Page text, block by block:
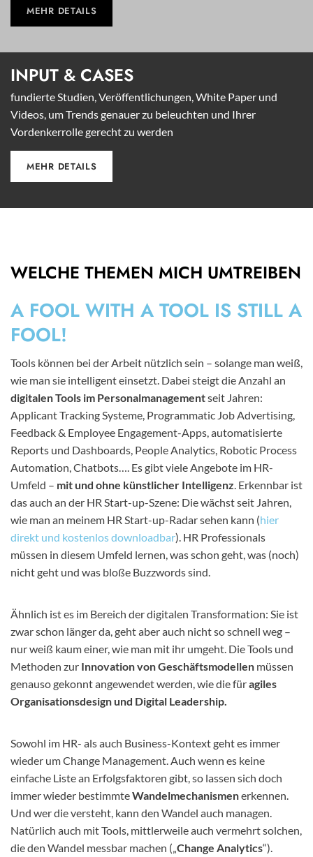
MEHR DETAILS
INPUT & CASES
fundierte Studien, Veröffentlichungen, White Paper und
Videos, um Trends genauer zu beleuchten und Ihrer
Vordenkerrolle gerecht zu werden
MEHR DETAILS
WELCHE THEMEN MICH UMTREIBEN
A FOOL WITH A TOOL IS STILL A
FOOL!
Tools können bei der Arbeit nützlich sein – solange man weiß,
wie man sie intelligent einsetzt. Dabei steigt die Anzahl an
digitalen Tools im Personalmanagementseit Jahren:
Applicant Tracking Systeme, Programmatic Job Advertising,
Feedback & Employee Engagement-Apps, automatisierte
Reports und Dashboards, People Analytics, Robotic Process
Automation, Chatbots…. Es gibt viele Angebote im HR-
Umfeld – mit und ohne künstlicher Intelligenz. Erkennbar ist
das auch an der HR Start-up-Szene: Die wächst seit Jahren,
wie man an meinem HR Start-up-Radar sehen kann (hier
direkt und kostenlos downloadbar). HR Professionals
müssen in diesem Umfeld lernen, was schon geht, was (noch)
nicht geht und was bloße Buzzwords sind.
Ähnlich ist es im Bereich der digitalen Transformation: Sie ist
zwar schon länger da, geht aber auch nicht so schnell weg –
nur weiß kaum einer, wie man mit ihr umgeht. Die Tools und
Methoden zur Innovation von Geschäftsmodellen müssen
genauso gekonnt angewendet werden, wie die füragiles
Organisationsdesign und Digital Leadership.
Sowohl im HR- als auch Business-Kontext geht es immer
wieder um Change Management. Auch wenn es keine
einfache Liste an Erfolgsfaktoren gibt, so lassen sich doch
immer wieder bestimmteWandelmechanismenerkennen.
Und wer die versteht, kann den Wandel auch managen.
Natürlich auch mit Tools, mittlerweile auch vermehrt solchen,
die den Wandel messbar machen („Change Analytics“).